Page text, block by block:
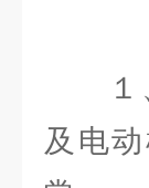
１、
及电